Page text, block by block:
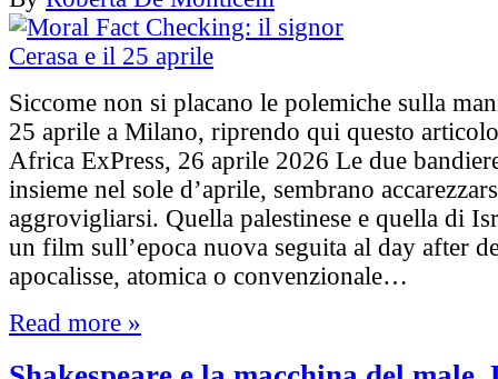
Siccome non si placano le polemiche sulla
25 aprile a Milano, riprendo qui questo
Africa ExPress, 26 aprile 2026 Le due
insieme nel sole d’aprile, sembrano
aggrovigliarsi. Quella palestinese e quella di
un film sull’epoca nuova seguita al day after
apocalisse, atomica o convenzionale…
Read more »